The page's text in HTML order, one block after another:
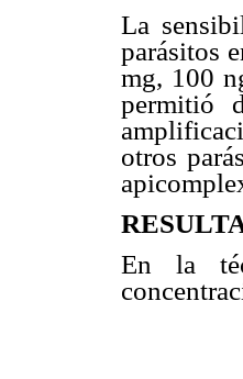
La
parásitos
mg, 100
permitió
otros
En la